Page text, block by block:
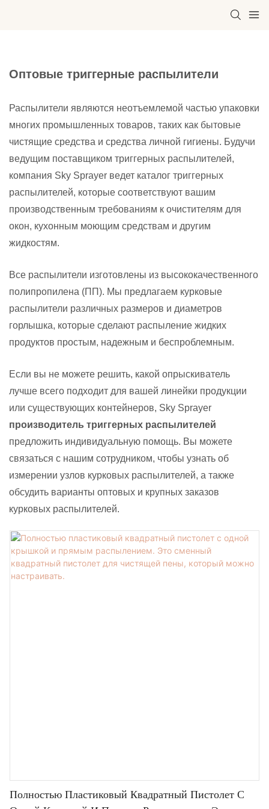
Оптовые триггерные распылители
Распылители являются неотъемлемой частью упаковки
многих промышленных товаров, таких как бытовые
чистящие средства и средства личной гигиены. Будучи
ведущим поставщиком триггерных распылителей,
компания Sky Sprayer ведет каталог триггерных
распылителей, которые соответствуют вашим
производственным требованиям к очистителям для
окон, кухонным моющим средствам и другим
жидкостям.
Все распылители изготовлены из высококачественного
полипропилена (ПП). Мы предлагаем курковые
распылители различных размеров и диаметров
горлышка, которые сделают распыление жидких
продуктов простым, надежным и беспроблемным.
Если вы не можете решить, какой опрыскиватель
лучше всего подходит для вашей линейки продукции
или существующих контейнеров, Sky Sprayer
производитель триггерных распылителей
предложить индивидуальную помощь. Вы можете
связаться с нашим сотрудником, чтобы узнать об
измерении узлов курковых распылителей, а также
обсудить варианты оптовых и крупных заказов
курковых распылителей.
Полностью Пластиковый Квадратный Пистолет С